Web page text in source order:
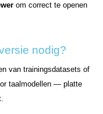
om correct te openen
nodig?
van trainingsdatasets of
taalmodellen — platte